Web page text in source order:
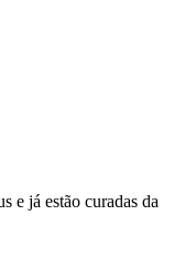
e já estão curadas da